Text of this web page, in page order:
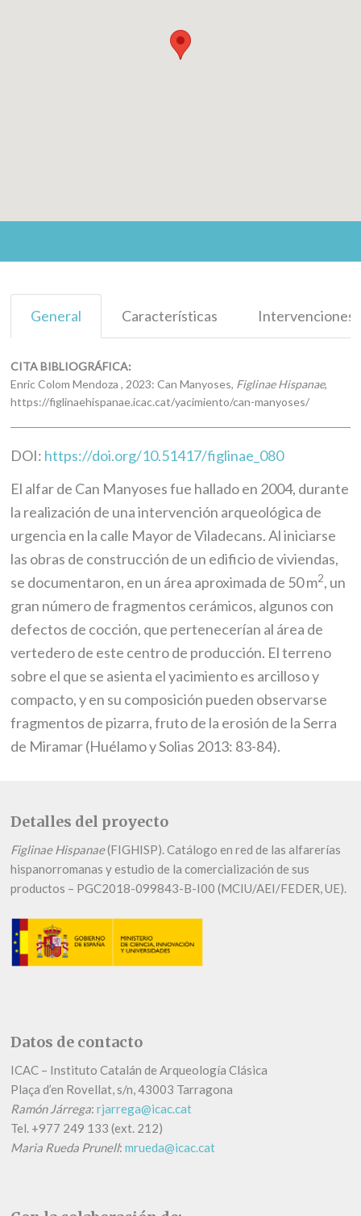
General Características Intervenciones
CITA BIBLIOGRÁFICA:
Enric Colom Mendoza , 2023: Can Manyoses, Figlinae Hispanae,
https://figlinaehispanae.icac.cat/yacimiento/can-manyoses/
DOI: https://doi.org/10.51417/figlinae_080
El alfar de Can Manyoses fue hallado en 2004, durante
la realización de una intervención arqueológica de
urgencia en la calle Mayor de Viladecans. Al iniciarse
las obras de construcción de un edificio de viviendas,
se documentaron, en un área aproximada de 50 m2, un
gran número de fragmentos cerámicos, algunos con
defectos de cocción, que pertenecerían al área de
vertedero de este centro de producción. El terreno
sobre el que se asienta el yacimiento es arcilloso y
compacto, y en su composición pueden observarse
fragmentos de pizarra, fruto de la erosión de la Serra
de Miramar (Huélamo y Solias 2013: 83-84).
Detalles del proyecto
Figlinae Hispanae(FIGHISP). Catálogo en red de las alfarerías
hispanorromanas y estudio de la comercialización de sus
productos – PGC2018-099843-B-I00 (MCIU/AEI/FEDER, UE).
Datos de contacto
ICAC – Instituto Catalán de Arqueología Clásica
Plaça d’en Rovellat, s/n, 43003 Tarragona
Ramón Járrega:rjarrega@icac.cat
Tel. +977 249 133 (ext. 212)
Maria Rueda Prunell:mrueda@icac.cat